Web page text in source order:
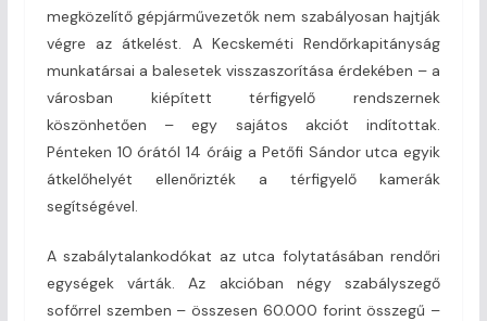
megközelítő gépjárművezetők nem szabályosan hajtják
végre az átkelést. A Kecskeméti Rendőrkapitányság
munkatársai a balesetek visszaszorítása érdekében – a
városban kiépített térfigyelő rendszernek
köszönhetően – egy sajátos akciót indítottak.
Pénteken 10 órától 14 óráig a Petőfi Sándor utca egyik
átkelőhelyét ellenőrizték a térfigyelő kamerák
segítségével.
A szabálytalankodókat az utca folytatásában rendőri
egységek várták. Az akcióban négy szabályszegő
sofőrrel szemben – összesen 60.000 forint összegű –